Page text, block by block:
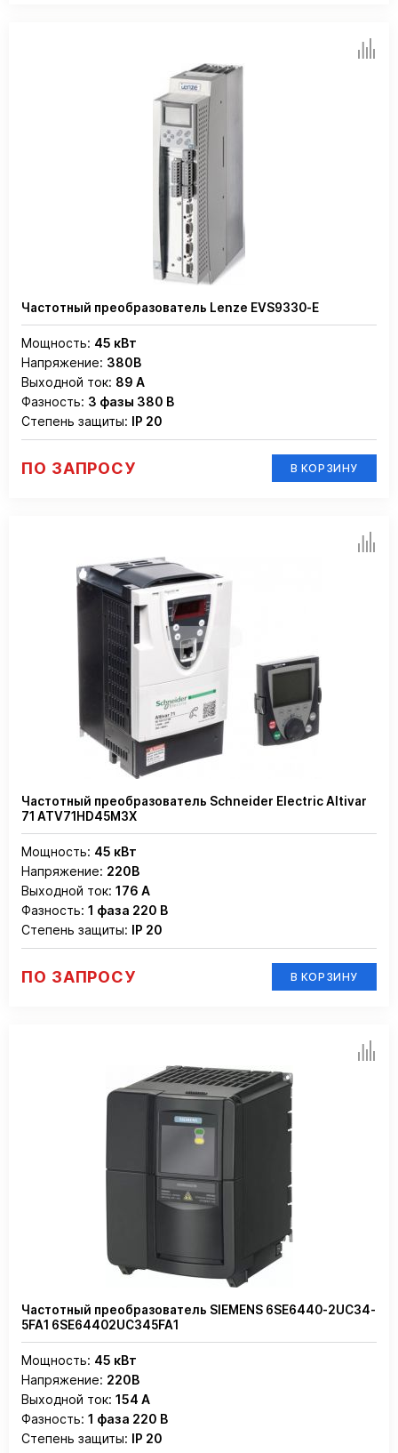
Частотный преобразователь Lenze EVS9330-E
Мощность: 45 кВт
Напряжение: 380В
Выходной ток: 89 А
Фазность: 3 фазы 380 В
Степень защиты: IP 20
ПО ЗАПРОСУ В КОРЗИНУ
Частотный преобразователь Schneider Electric Altivar
71 ATV71HD45M3X
Мощность: 45 кВт
Напряжение: 220В
Выходной ток: 176 А
Фазность: 1 фаза 220 В
Степень защиты: IP 20
ПО ЗАПРОСУ В КОРЗИНУ
Частотный преобразователь SIEMENS 6SE6440-2UC34-
5FA1 6SE64402UC345FA1
Мощность: 45 кВт
Напряжение: 220В
Выходной ток: 154 А
Фазность: 1 фаза 220 В
Степень защиты: IP 20